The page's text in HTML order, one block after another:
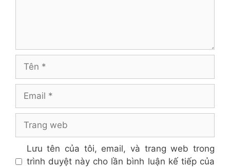
web
Lưu tên của tôi, email, và trang web trong
trình duyệt này cho lần bình luận kế tiếp của